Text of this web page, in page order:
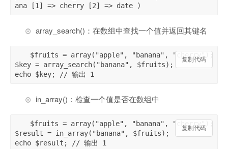
ana [1] => cherry [2] => date )
array_search()：在数组中查找一个值并返回其键名
复制代码
$fruits = array("apple", "banana", "cherry");
$key = array_search("banana", $fruits);
echo $key; // 输出 1
in_array()：检查一个值是否在数组中
复制代码
$fruits = array("apple", "banana", "cherry");
$result = in_array("banana", $fruits);
echo $result; // 输出 1